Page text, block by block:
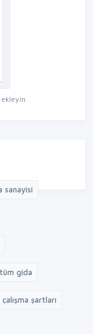
sanayisi
tüm gida
şartları